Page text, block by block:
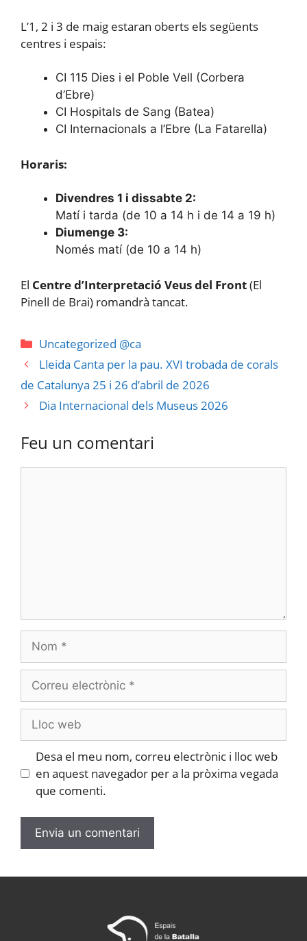
L’1, 2 i 3 de maig estaran oberts els següents
centres i espais:
CI 115 Dies i el Poble Vell (Corbera
d’Ebre)
CI Hospitals de Sang (Batea)
CI Internacionals a l’Ebre (La Fatarella)
Horaris:
Divendres 1 i dissabte 2:
Matí i tarda (de 10 a 14 h i de 14 a 19 h)
Diumenge 3:
Només matí (de 10 a 14 h)
El Centre d’Interpretació Veus del Front(El
Pinell de Brai) romandrà tancat.
Uncategorized @ca
Lleida Canta per la pau. XVI trobada de corals
de Catalunya 25 i 26 d’abril de 2026
Dia Internacional dels Museus 2026
Feu un comentari
Desa el meu nom, correu electrònic i lloc web
en aquest navegador per a la pròxima vegada
que comenti.